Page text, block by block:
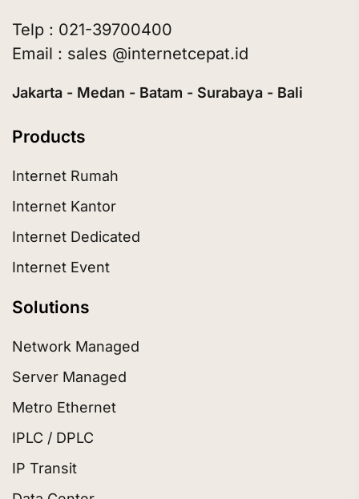
Telp : 021-39700400
Email : sales @internetcepat.id
Jakarta - Medan - Batam - Surabaya - Bali
Products
Internet Rumah
Internet Kantor
Internet Dedicated
Internet Event
Solutions
Network Managed
Server Managed
Metro Ethernet
IPLC / DPLC
IP Transit